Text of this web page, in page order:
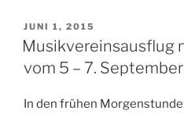
VERÖFFENTLICHT
AM
JUNI 1, 2015
Musikvereinsausflug
vom 5 – 7.
In den frühen